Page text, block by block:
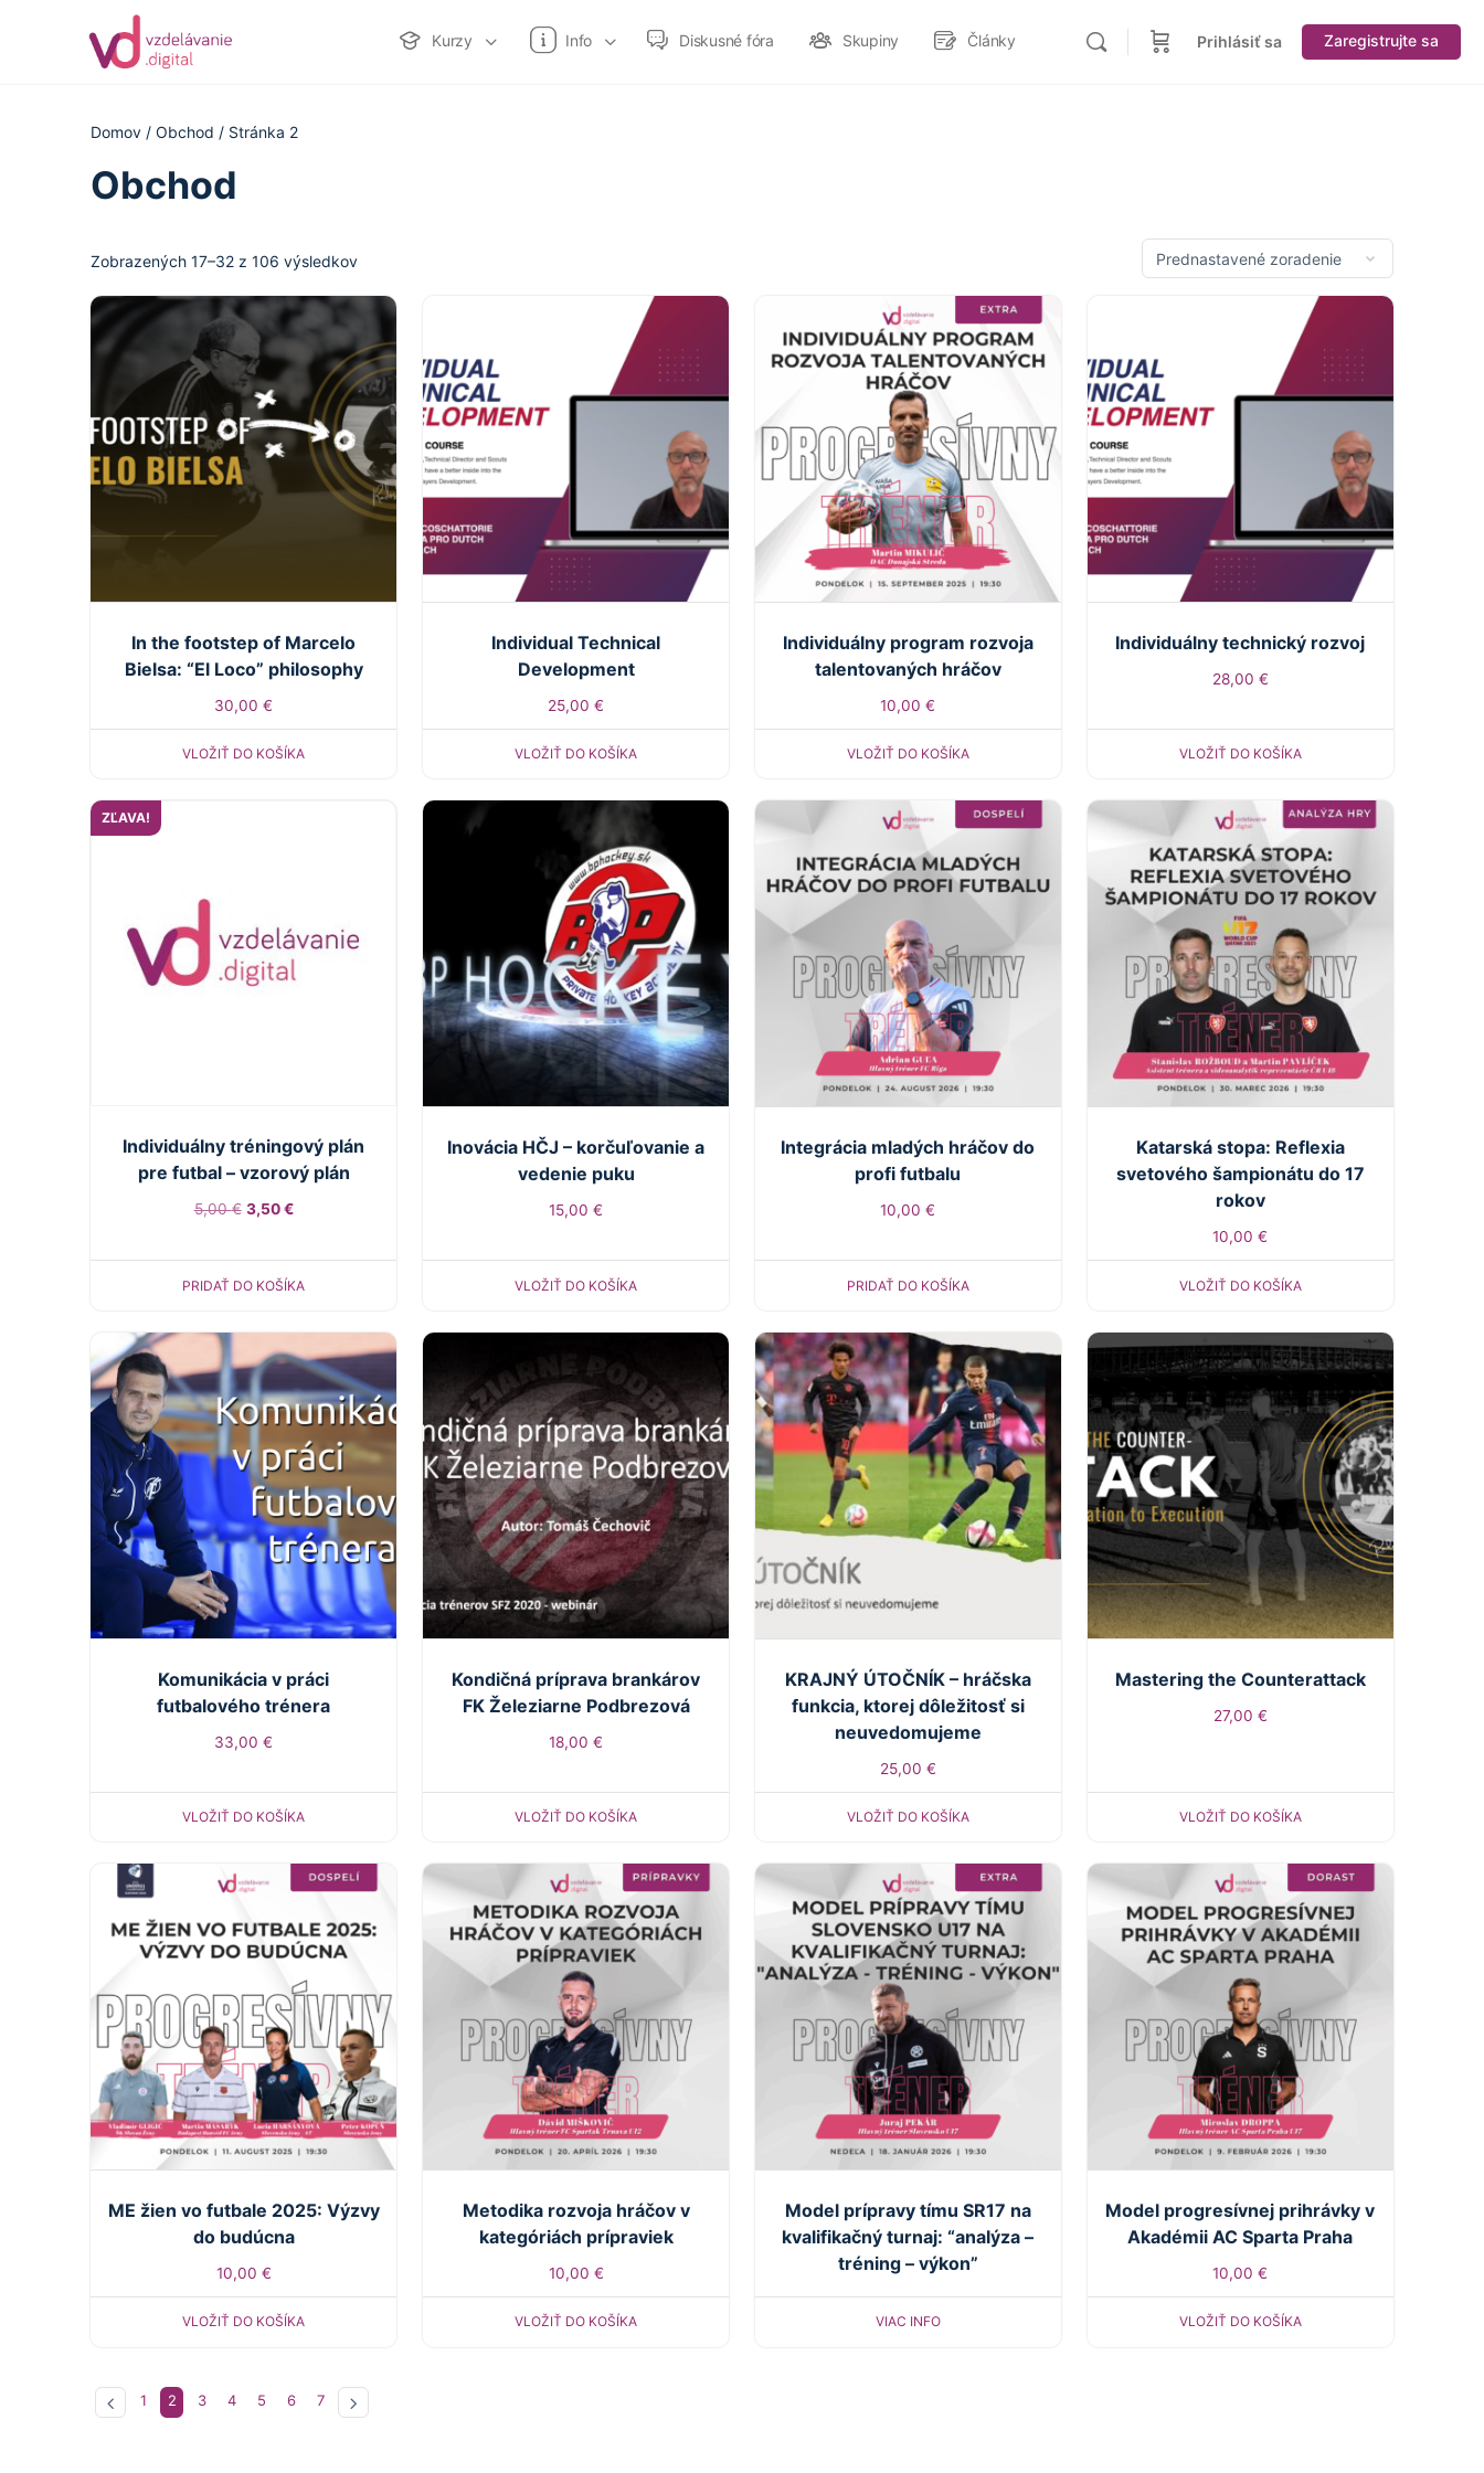
Kurzy Info Diskusné fóra Skupiny Články Prihlásiť sa Zaregistrujte sa
Domov / Obchod / Stránka 2
Obchod
Zobrazených 17–32 z 106 výsledkov
In the footstep of Marcelo
Bielsa: “El Loco” philosophy
30,00€
VLOŽIŤ DO KOŠÍKA
Individual Technical
Development
25,00€
VLOŽIŤ DO KOŠÍKA
Individuálny program rozvoja
talentovaných hráčov
10,00€
VLOŽIŤ DO KOŠÍKA
Individuálny technický rozvoj
28,00 €
VLOŽIŤ DO KOŠÍKA
ZĽAVA!
Individuálny tréningový plán
pre futbal – vzorový plán
5,00€ Pôvodná
3,50€Aktuálna
PRIDAŤ DO KOŠÍKA
Inovácia HČJ – korčuľovanie a
vedenie puku
15,00€
VLOŽIŤ DO KOŠÍKA
Integrácia mladých hráčov do
profi futbalu
10,00€
PRIDAŤ DO KOŠÍKA
Katarská stopa: Reflexia
svetového šampionátu do 17
rokov
10,00€
VLOŽIŤ DO KOŠÍKA
Komunikácia v práci
futbalového trénera
33,00€
VLOŽIŤ DO KOŠÍKA
Kondičná príprava brankárov
FK Železiarne Podbrezová
18,00€
VLOŽIŤ DO KOŠÍKA
KRAJNÝ ÚTOČNÍK – hráčska
funkcia, ktorej dôležitosť si
neuvedomujeme
25,00 €
VLOŽIŤ DO KOŠÍKA
Mastering the Counterattack
27,00 €
VLOŽIŤ DO KOŠÍKA
ME žien vo futbale 2025: Výzvy
do budúcna
10,00 €
VLOŽIŤ DO KOŠÍKA
Metodika rozvoja hráčov v
kategóriách prípraviek
10,00 €
VLOŽIŤ DO KOŠÍKA
Model prípravy tímu SR17 na
kvalifikačný turnaj: “analýza –
tréning – výkon”
VIAC INFO
Model progresívnej prihrávky v
Akadémii AC Sparta Praha
10,00€
VLOŽIŤ DO KOŠÍKA
1 2 3 4 5 6 7